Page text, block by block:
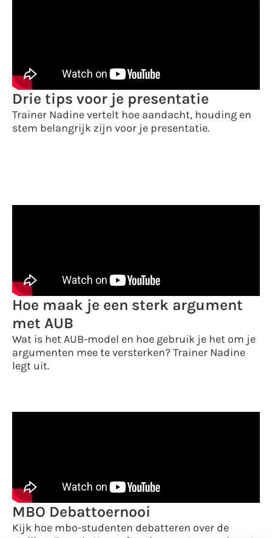
Drie tips voor je presentatie
Trainer Nadine vertelt hoe aandacht, houding en
stem belangrijk zijn voor je presentatie.
Hoe maak je een sterk argument
met AUB
Wat is het AUB-model en hoe gebruik je het om je
argumenten mee te versterken? Trainer Nadine
legt uit.
MBO Debattoernooi
Kijk hoe mbo-studenten debatteren over de